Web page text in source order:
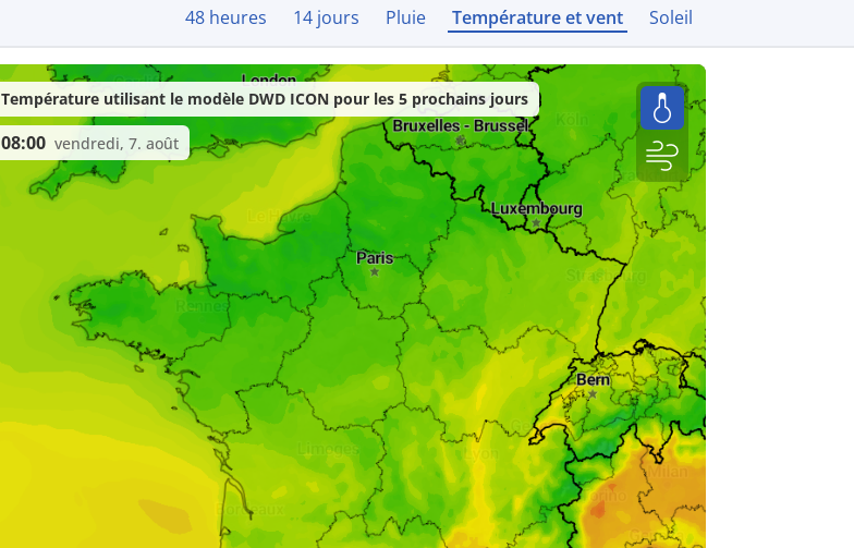
48 heures 14 jours Pluie Température et vent Soleil
Température utilisant le modèle DWD ICON pour les 5 prochains jours
08:00 vendredi, 7. août